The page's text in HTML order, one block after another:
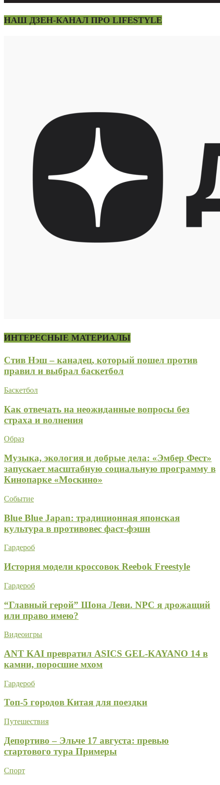
НАШ ДЗЕН-КАНАЛ ПРО LIFESTYLE
ИНТЕРЕСНЫЕ МАТЕРИАЛЫ
Стив Нэш – канадец, который пошел против
правил и выбрал баскетбол
Баскетбол
Как отвечать на неожиданные вопросы без
страха и волнения
Образ
Музыка, экология и добрые дела: «Эмбер Фест»
запускает масштабную социальную программу в
Кинопарке «Москино»
Событие
Blue Blue Japan: традиционная японская
культура в противовес фаст-фэшн
Гардероб
История модели кроссовок Reebok Freestyle
Гардероб
“Главный герой” Шона Леви. NPC я дрожащий
или право имею?
Видеоигры
ANT KAI превратил ASICS GEL-KAYANO 14 в
камни, поросшие мхом
Гардероб
Топ-5 городов Китая для поездки
Путешествия
Депортиво – Эльче 17 августа: превью
стартового тура Примеры
Спорт